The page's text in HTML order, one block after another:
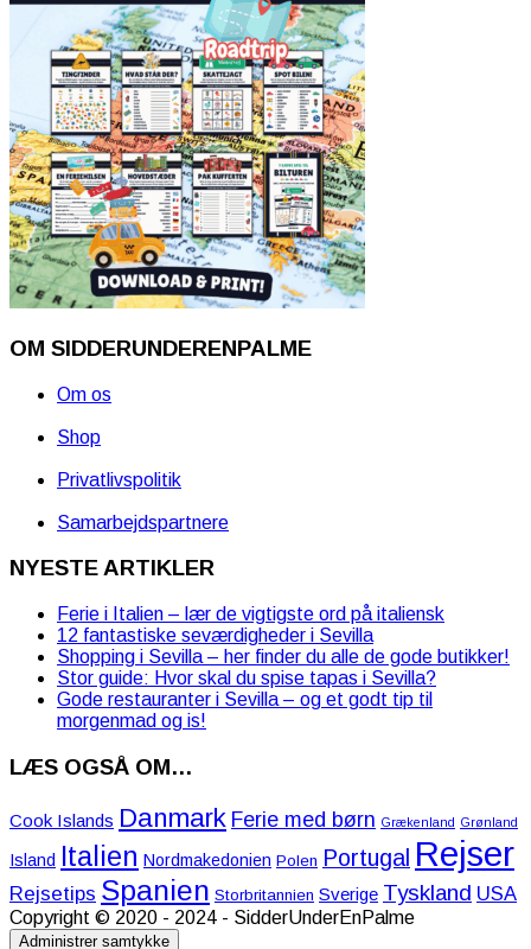
OM SIDDERUNDERENPALME
Om os
Shop
Privatlivspolitik
Samarbejdspartnere
NYESTE ARTIKLER
Ferie i Italien – lær de vigtigste ord på italiensk
12 fantastiske seværdigheder i Sevilla
Shopping i Sevilla – her finder du alle de gode butikker!
Stor guide: Hvor skal du spise tapas i Sevilla?
Gode restauranter i Sevilla – og et godt tip til
morgenmad og is!
LÆS OGSÅ OM…
Cook Islands Danmark Ferie med børn Grækenland Grønland
Island Italien Nordmakedonien Polen Portugal Rejser
Rejsetips Spanien Storbritannien Sverige Tyskland USA
Copyright © 2020 - 2024 - SidderUnderEnPalme
Administrer samtykke